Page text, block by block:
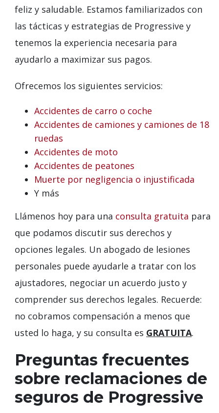
feliz y saludable. Estamos familiarizados con
las tácticas y estrategias de Progressive y
tenemos la experiencia necesaria para
ayudarlo a maximizar sus pagos.
Ofrecemos los siguientes servicios:
Accidentes de carro o coche
Accidentes de camiones y camiones de 18
ruedas
Accidentes de moto
Accidentes de peatones
Muerte por negligencia o injustificada
Y más
Llámenos hoy para una consulta gratuita para
que podamos discutir sus derechos y
opciones legales. Un abogado de lesiones
personales puede ayudarle a tratar con los
ajustadores, negociar un acuerdo justo y
comprender sus derechos legales. Recuerde:
no cobramos compensación a menos que
usted lo haga, y su consulta es GRATUITA.
Preguntas frecuentes
sobre reclamaciones de
seguros de Progressive